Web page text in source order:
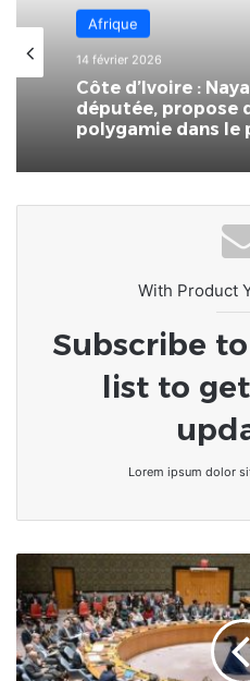
Afrique
14 février 2026
Côte d’Ivoire :
députée, propose
polygamie dans le
With Product
Subscribe
list to
Lorem ipsum dolor
Hamas
|
Le
Conseil